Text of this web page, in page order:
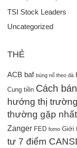
TSI Stock Leaders
Uncategorized
THẺ
ACB baf bùng nổ theo đà
Cung tiền Cách bán
hướng thị trường
thường gặp nhất
Zanger FED fomo Giới
tư 7 điểm